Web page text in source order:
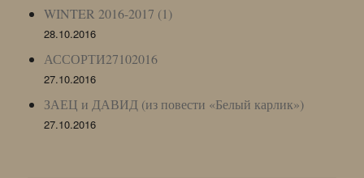
WINTER 2016-2017 (1)
28.10.2016
АССОРТИ27102016
27.10.2016
ЗАЕЦ и ДАВИД (из повести «Белый карлик»)
27.10.2016